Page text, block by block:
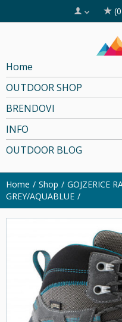
Home
OUTDOOR SHOP
BRENDOVI
INFO
OUTDOOR BLOG
Home Shop
GOJZERICE
GREY/AQUABLUE